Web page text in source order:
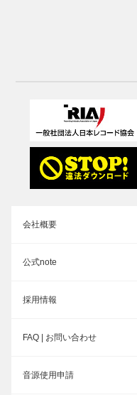
会社概要
公式note
採用情報
FAQ | お問い合わせ
音源使用申請